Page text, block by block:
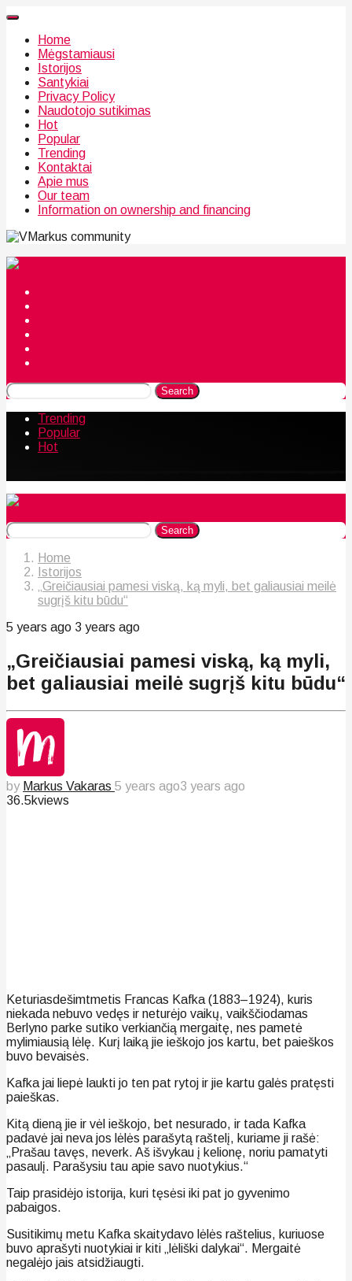
Home
Mėgstamiausi
Istorijos
Santykiai
Privacy Policy
Naudotojo sutikimas
Hot
Popular
Trending
Kontaktai
Apie mus
Our team
Information on ownership and financing
community
Search
Trending
Popular
Hot
Search
Home
Istorijos
„Greičiausiai pamesi viską, ką myli, bet galiausiai meilė
sugrįš kitu būdu“
5 years ago 3 years ago
„Greičiausiai pamesi viską, ką myli,
bet galiausiai meilė sugrįš kitu būdu“
by Markus Vakaras 5 years ago3 years ago
36.5kviews
Keturiasdešimtmetis Francas Kafka (1883–1924), kuris
niekada nebuvo vedęs ir neturėjo vaikų, vaikščiodamas
Berlyno parke sutiko verkiančią mergaitę, nes pametė
mylimiausią lėlę. Kurį laiką jie ieškojo jos kartu, bet paieškos
buvo bevaisės.
Kafka jai liepė laukti jo ten pat rytoj ir jie kartu galės pratęsti
paieškas.
Kitą dieną jie ir vėl ieškojo, bet nesurado, ir tada Kafka
padavė jai neva jos lėlės parašytą raštelį, kuriame ji rašė:
„Prašau tavęs, neverk. Aš išvykau į kelionę, noriu pamatyti
pasaulį. Parašysiu tau apie savo nuotykius.“
Taip prasidėjo istorija, kuri tęsėsi iki pat jo gyvenimo
pabaigos.
Susitikimų metu Kafka skaitydavo lėlės raštelius, kuriuose
buvo aprašyti nuotykiai ir kiti „lėliški dalykai“. Mergaitė
negalėjo jais atsidžiaugti.